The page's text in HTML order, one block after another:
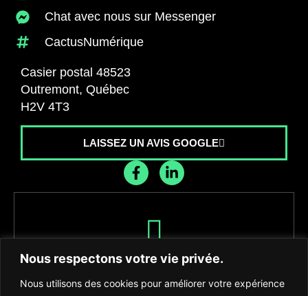
Nous respectons votre vie privée.
Nous utilisons des cookies pour améliorer votre expérience
Chat avec nous sur Messenger
CactusNumérique
Casier postal 48523
Outremont, Québec
H2V 4T3
LAISSEZ UN AVIS GOOGLE
Recevez les dernières nouvelles de